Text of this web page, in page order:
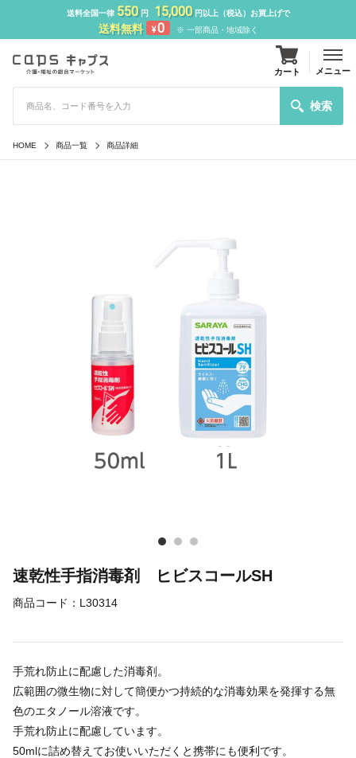
送料全国一律 550円 15,000円以上（税込）お買上げで
送料無料 ¥0 ※ 一部商品・地域除く
検索
カート メニュー
HOME 商品一覧 商品詳細
速乾性手指消毒剤 ヒビスコールSH
商品コード： L30314
手荒れ防止に配慮した消毒剤。
広範囲の微生物に対して簡便かつ持続的な消毒効果を発揮する無
色のエタノール溶液です。
手荒れ防止に配慮しています。
50mlに詰め替えてお使いいただくと携帯にも便利です。